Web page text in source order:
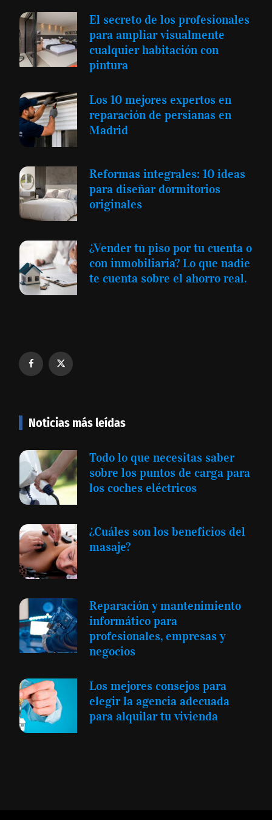
El secreto de los profesionales
para ampliar visualmente
cualquier habitación con
pintura
Los 10 mejores expertos en
reparación de persianas en
Madrid
Reformas integrales: 10 ideas
para diseñar dormitorios
originales
¿Vender tu piso por tu cuenta o
con inmobiliaria? Lo que nadie
te cuenta sobre el ahorro real.
Noticias más leídas
Todo lo que necesitas saber
sobre los puntos de carga para
los coches eléctricos
¿Cuáles son los beneficios del
masaje?
Reparación y mantenimiento
informático para
profesionales, empresas y
negocios
Los mejores consejos para
elegir la agencia adecuada
para alquilar tu vivienda